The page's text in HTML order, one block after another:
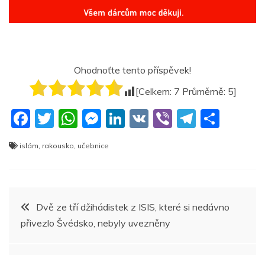
Ohodnoťte tento příspěvek!
[Celkem: 7 Průměrně: 5]
F
a
c
o
o
T
w
itt
W
h
at
p
p
M
ss
g
er
Li
n
V
Vi T
m
islám rakousko učebnice
Navigace
pro
Dvě ze tří džihádistek z ISIS, které si nedávno
přivezlo Švédsko, nebyly uvezněny